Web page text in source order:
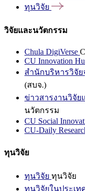
ทุนวิจัย
วิจัยและนวัตกรรม
Chula DigiVerse
CU Innovation
สำนักบริหารวิจัย
(สบจ.)
ข่าวสารงานวิจัย
นวัตกรรม
CU Social
CU-Daily
ทุนวิจัย
ทุนวิจัย ทุนวิจัย
ทุนวิจัยในประเท